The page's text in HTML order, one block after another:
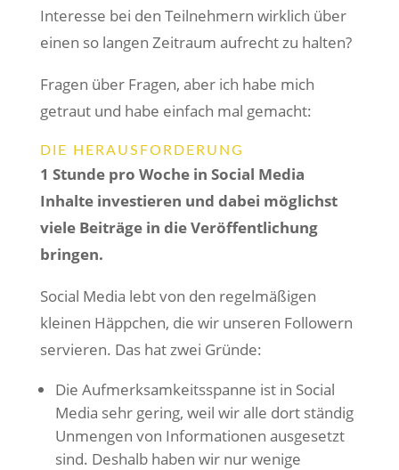
Interesse bei den Teilnehmern wirklich über
einen so langen Zeitraum aufrecht zu halten?
Fragen über Fragen, aber ich habe mich
getraut und habe einfach mal gemacht:
DIE HERAUSFORDERUNG
1 Stunde pro Woche in Social Media
Inhalte investieren und dabei möglichst
viele Beiträge in die Veröffentlichung
bringen.
Social Media lebt von den regelmäßigen
kleinen Häppchen, die wir unseren Followern
servieren. Das hat zwei Gründe:
Die Aufmerksamkeitsspanne ist in Social
Media sehr gering, weil wir alle dort ständig
Unmengen von Informationen ausgesetzt
sind. Deshalb haben wir nur wenige